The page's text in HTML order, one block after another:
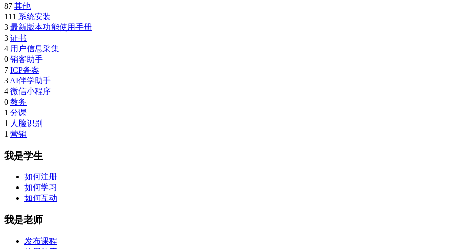
87 其他
111 系统安装
3 最新版本功能使用手册
3 证书
4 用户信息采集
0 销客助手
7 ICP备案
3 AI伴学助手
4 微信小程序
0 教务
1 分课
1 人脸识别
1 营销
我是学生
如何注册
如何学习
如何互动
我是老师
发布课程